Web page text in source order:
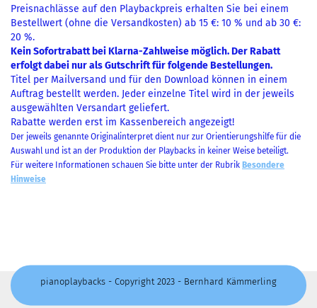
Preisnachlässe auf den Playbackpreis erhalten Sie bei einem
Bestellwert (ohne die Versandkosten) ab 15 €: 10 % und ab 30 €:
20 %.
Kein Sofortrabatt bei Klarna-Zahlweise möglich. Der Rabatt
erfolgt dabei nur als Gutschrift für folgende Bestellungen.
Titel per Mailversand und für den Download können in einem
Auftrag bestellt werden. Jeder einzelne Titel wird in der jeweils
ausgewählten Versandart geliefert.
Rabatte werden erst im Kassenbereich angezeigt!
Der jeweils genannte Originalinterpret dient nur zur Orientierungshilfe für die
Auswahl und ist an der Produktion der Playbacks in keiner Weise beteiligt.
Für weitere Informationen schauen Sie bitte unter der Rubrik Besondere
Hinweise
pianoplaybacks - Copyright 2023 - Bernhard Kämmerling